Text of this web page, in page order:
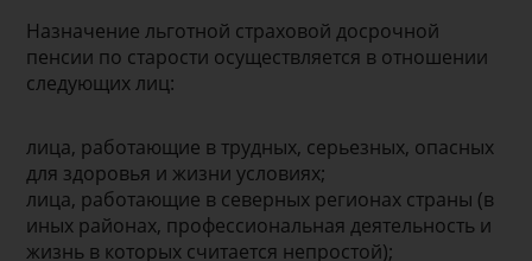
Назначение льготной страховой досрочной
пенсии по старости осуществляется в отношении
следующих лиц:
лица, работающие в трудных, серьезных, опасных
для здоровья и жизни условиях;
лица, работающие в северных регионах страны (в
иных районах, профессиональная деятельность и
жизнь в которых считается непростой);